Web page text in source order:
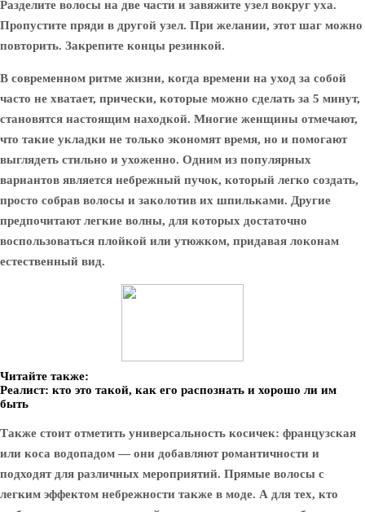
Разделите волосы на две части и завяжите узел вокруг уха.
Пропустите пряди в другой узел. При желании, этот шаг можно
повторить. Закрепите концы резинкой.
В современном ритме жизни, когда времени на уход за собой
часто не хватает, прически, которые можно сделать за 5 минут,
становятся настоящим находкой. Многие женщины отмечают,
что такие укладки не только экономят время, но и помогают
выглядеть стильно и ухоженно. Одним из популярных
вариантов является небрежный пучок, который легко создать,
просто собрав волосы и заколотив их шпильками. Другие
предпочитают легкие волны, для которых достаточно
воспользоваться плойкой или утюжком, придавая локонам
естественный вид.
Читайте также:
Реалист: кто это такой, как его распознать и хорошо ли им
быть
Также стоит отметить универсальность косичек: французская
или коса водопадом — они добавляют романтичности и
подходят для различных мероприятий. Прямые волосы с
легким эффектом небрежности также в моде. А для тех, кто